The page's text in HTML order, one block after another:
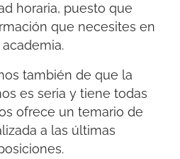
horaria, puesto que
que necesites en
también de que la
es seria y tiene todas
ofrece un temario de
a las últimas